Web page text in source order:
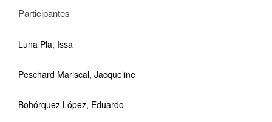
Participantes
Luna Pla, Issa
Peschard Mariscal, Jacqueline
Bohórquez López, Eduardo